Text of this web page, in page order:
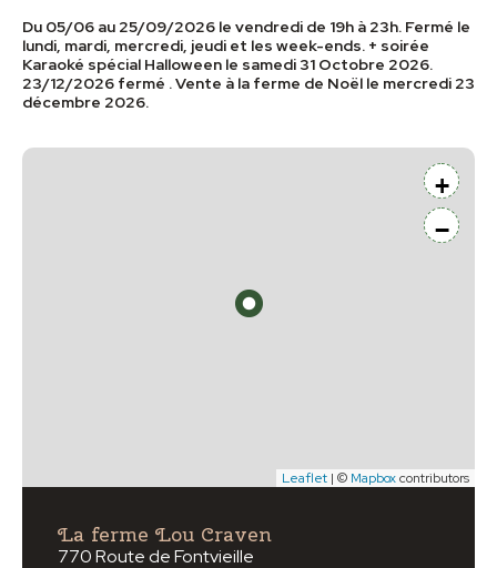
Du 05/06 au 25/09/2026 le vendredi de 19h à 23h. Fermé le
lundi, mardi, mercredi, jeudi et les week-ends. + soirée
Karaoké spécial Halloween le samedi 31 Octobre 2026.
23/12/2026 fermé . Vente à la ferme de Noël le mercredi 23
décembre 2026.
+
−
Leaflet | © Mapboxcontributors
La ferme Lou Craven
770 Route de Fontvieille